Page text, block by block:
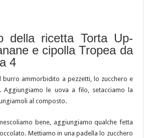
della ricetta Torta Up-
e cipolla Tropea da
4
burro ammorbidito a pezzetti, lo zucchero e
Aggiungiamo le uova a filo, setacciamo la
al composto.
bene, aggiungiamo qualche fetta
Mettiamo in una padella lo zucchero